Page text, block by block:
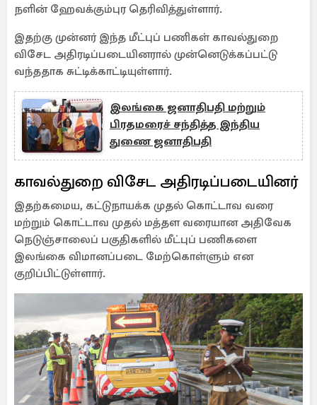
நளின் ஹேவக்கும்புர தெரிவித்துள்ளார்.
இதற்கு முன்னர் இந்த மீட்புப் பணிகள் காவல்துறை
விசேட அதிரடிப்படையினரால் முன்னெடுக்கப்பட்டு
வந்ததாக சுட்டிக்காட்டியுள்ளார்.
இலங்கை ஜனாதிபதி மற்றும்
பிரதமரைச் சந்தித்த இந்திய
துணை ஜனாதிபதி
காவல்துறை விசேட அதிரடிப்படையினர்
இதற்கமைய, கட்டுநாயக்க முதல் கொட்டாவ வரை
மற்றும் கொட்டாவ முதல் மத்தள வரையான அதிவேக
நெடுஞ்சாலைப் பகுதிகளில் மீட்புப் பணிகளை
இலங்கை விமானப்படை மேற்கொள்ளும் என
குறிப்பிட்டுள்ளார்.